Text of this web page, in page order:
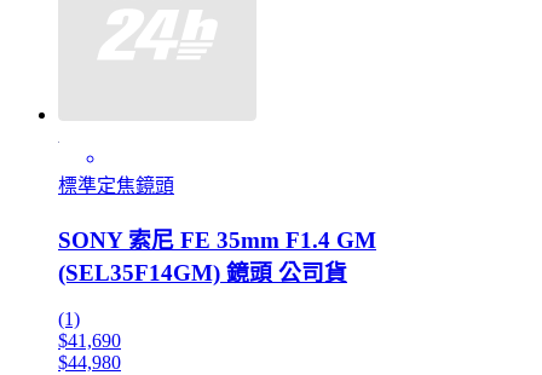
標準定焦鏡頭
SONY 索尼 FE 35mm F1.4 GM
(SEL35F14GM) 鏡頭 公司貨
(1)
$41,690
$44,980